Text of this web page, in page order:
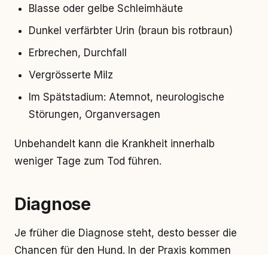
Blasse oder gelbe Schleimhäute
Dunkel verfärbter Urin (braun bis rotbraun)
Erbrechen, Durchfall
Vergrösserte Milz
Im Spätstadium: Atemnot, neurologische
Störungen, Organversagen
Unbehandelt kann die Krankheit innerhalb
weniger Tage zum Tod führen.
Diagnose
Je früher die Diagnose steht, desto besser die
Chancen für den Hund. In der Praxis kommen